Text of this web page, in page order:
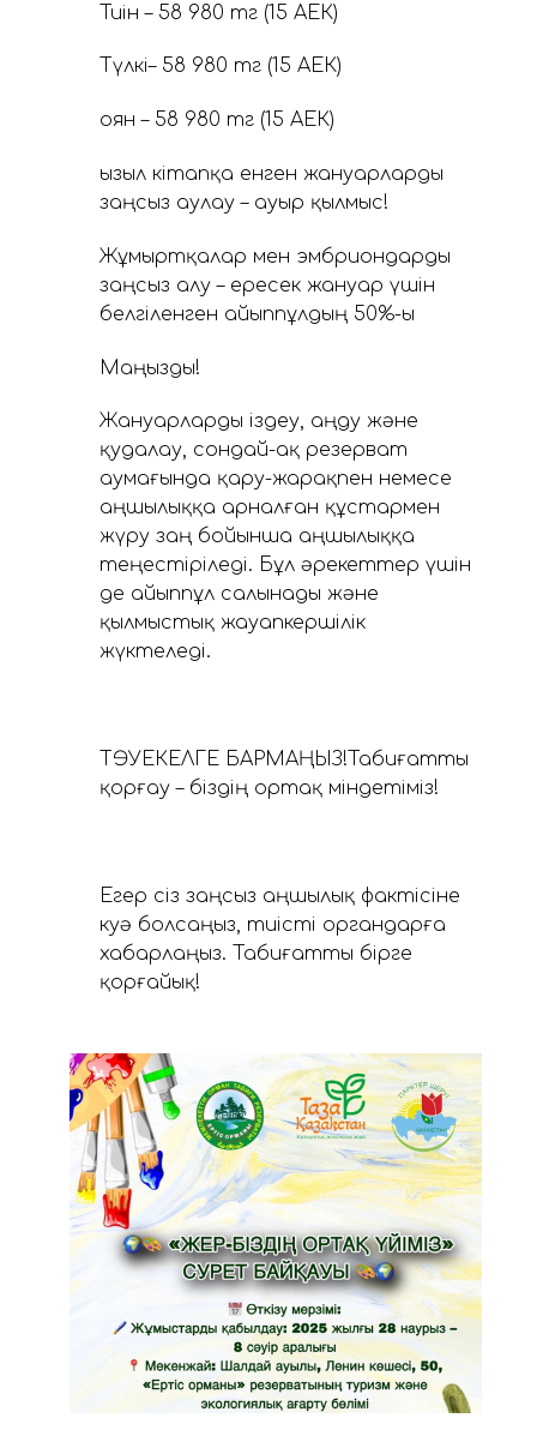
Тиін – 58 980 тг (15 АЕК)
Түлкі– 58 980 тг (15 АЕК)
Қоян – 58 980 тг (15 АЕК)
Қызыл кітапқа енген жануарларды
заңсыз аулау – ауыр қылмыс!
Жұмыртқалар мен эмбриондарды
заңсыз алу – ересек жануар үшін
белгіленген айыппұлдың 50%-ы
Маңызды!
Жануарларды іздеу, аңду және
қудалау, сондай-ақ резерват
аумағында қару-жарақпен немесе
аңшылыққа арналған құстармен
жүру заң бойынша аңшылыққа
теңестіріледі. Бұл әрекеттер үшін
де айыппұл салынады және
қылмыстық жауапкершілік
жүктеледі.
ТӘУЕКЕЛГЕ БАРМАҢЫЗ!Табиғатты
қорғау – біздің ортақ міндетіміз!
Егер сіз заңсыз аңшылық фактісіне
куә болсаңыз, тиісті органдарға
хабарлаңыз. Табиғатты бірге
қорғайық!